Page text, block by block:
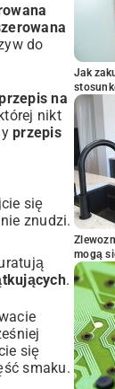
do
na
nikt
przepis
się
znudzi.
.
się
smaku.
Jak
mogą